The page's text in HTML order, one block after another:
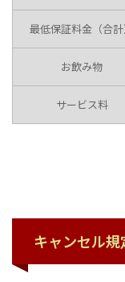
最低保証料金（合計
お飲み物
サービス料
キャンセル規